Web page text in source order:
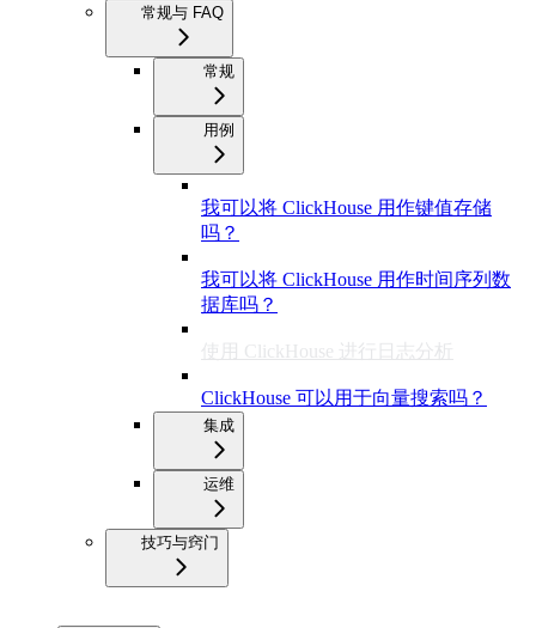
常规与 FAQ
常规
用例
我可以将 ClickHouse 用作键值存储
吗？
我可以将 ClickHouse 用作时间序列数
据库吗？
使用 ClickHouse 进行日志分析
ClickHouse 可以用于向量搜索吗？
集成
运维
技巧与窍门